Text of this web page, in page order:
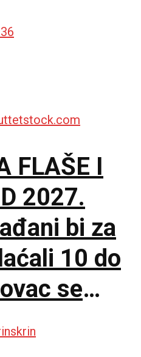
36
FLAŠE I
2027.
bi za
10 do
se